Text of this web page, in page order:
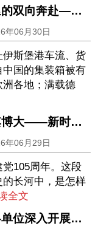
特稿丨跨越万里的双向奔赴——中欧班列十年间见证中欧合作共赢
年06月30日
斯堡港车流、货
国的集装箱被有
各地；满载德
何其悠久，何其博大——新时代共产党人的文化自信
年06月29日
105周年。这段
长河中，是怎样
全文
各地区各部门各单位深入开展学习教育——多为群众做好事、办实事、解难事